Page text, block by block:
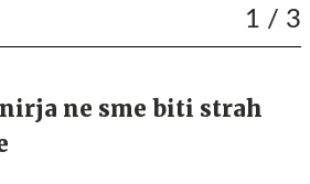
1 / 3
ne sme biti strah